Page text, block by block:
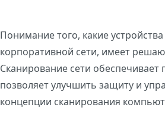
Понимание того, какие
корпоративной сети, имеет
Сканирование сети
позволяет улучшить защиту и
концепции сканирования